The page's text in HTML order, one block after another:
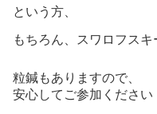
という方、
もちろん、スワロフスキ
粒鍼もありますので、
安心してご参加ください